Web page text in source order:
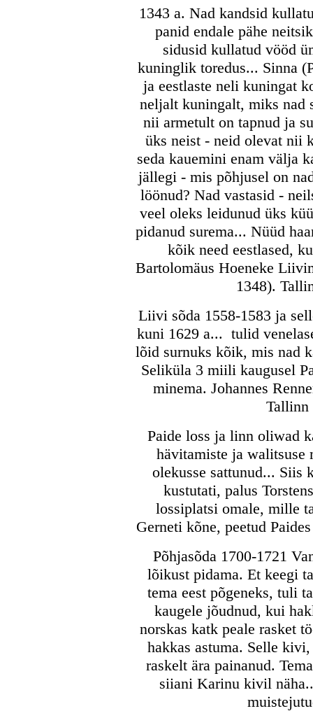
1343 a. Nad kandsid
panid endale pähe
sidusid kullatud vööd
kuninglik toredus... Sinna
ja eestlaste neli kuningat
neljalt kuningalt, miks nad
nii armetult on tapnud ja
üks neist - neid olevat nii
seda kauemini enam välja
jällegi - mis põhjusel on
löönud? Nad vastasid -
veel oleks leidunud üks
pidanud surema... Nüüd
kõik need eestlased,
Bartolomäus Hoeneke
1348).
Liivi sõda 1558-1583 ja
kuni 1629 a... tulid
lõid surnuks kõik, mis nad
Seliküla 3 miili kaugusel
minema. Johannes
Tallinn
Paide loss ja linn oliwad
hävitamiste ja walitsuse
olekusse sattunud... Siis
kustutati, palus
lossiplatsi omale, mille
Gerneti kõne, peetud
Põhjasõda 1700-1721
lõikust pidama. Et keegi
tema eest põgeneks, tuli
kaugele jõudnud, kui
norskas katk peale rasket
hakkas astuma. Selle
raskelt ära painanud.
siiani Karinu kivil